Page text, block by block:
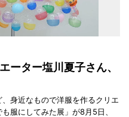
ーター塩川夏子さん、
身近なもので洋服を作るクリエ
服にしてみた展」が8月5日、